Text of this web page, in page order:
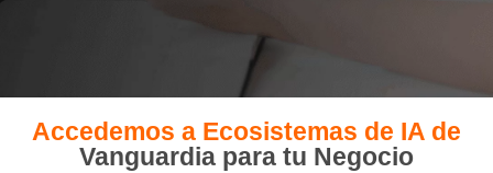
Accedemos a Ecosistemas de IA de
Vanguardia para tu Negocio